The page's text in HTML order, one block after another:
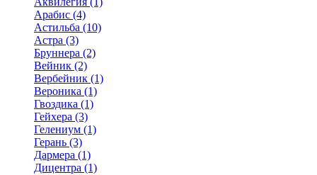
Арабис (4)
Астильба (10)
Астра (3)
Бруннера (2)
Вейник (2)
Вербейник (1)
Вероника (1)
Гвоздика (1)
Гейхера (3)
Гелениум (1)
Герань (3)
Дармера (1)
Дицентра (1)